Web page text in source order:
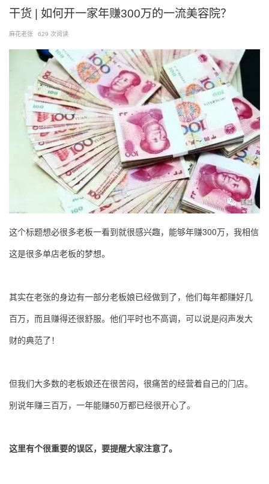
干货 | 如何开一家年赚300万的一流美容院？
麻花老张 629 次阅读
这个标题想必很多老板一看到就很感兴趣，能够年赚300万，我相信
这是很多单店老板的梦想。
其实在老张的身边有一部分老板娘已经做到了，他们每年都赚好几
百万，而且赚得还很舒服。他们平时也不高调，可以说是闷声发大
财的典范了！
但我们大多数的老板娘还在很苦闷，很痛苦的经营着自己的门店。
别说年赚三百万，一年能赚50万都已经很开心了。
这里有个很重要的误区，要提醒大家注意了。